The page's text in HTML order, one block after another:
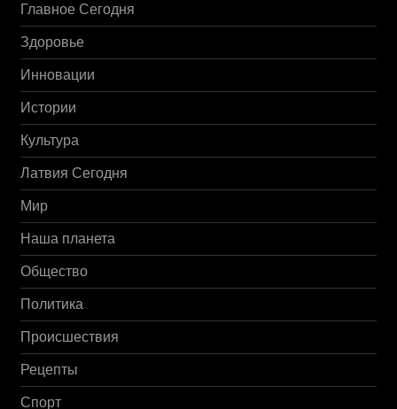
Главное Сегодня
Здоровье
Инновации
Истории
Культура
Латвия Сегодня
Мир
Наша планета
Общество
Политика
Происшествия
Рецепты
Спорт